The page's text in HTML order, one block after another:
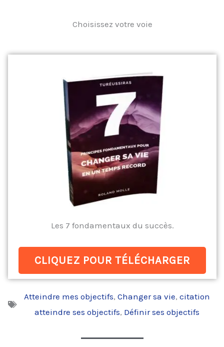
Choisissez votre voie
Les 7 fondamentaux du succès.
CLIQUEZ POUR TÉLÉCHARGER
Atteindre mes objectifs, Changer sa vie, citation
atteindre ses objectifs, Définir ses objectifs